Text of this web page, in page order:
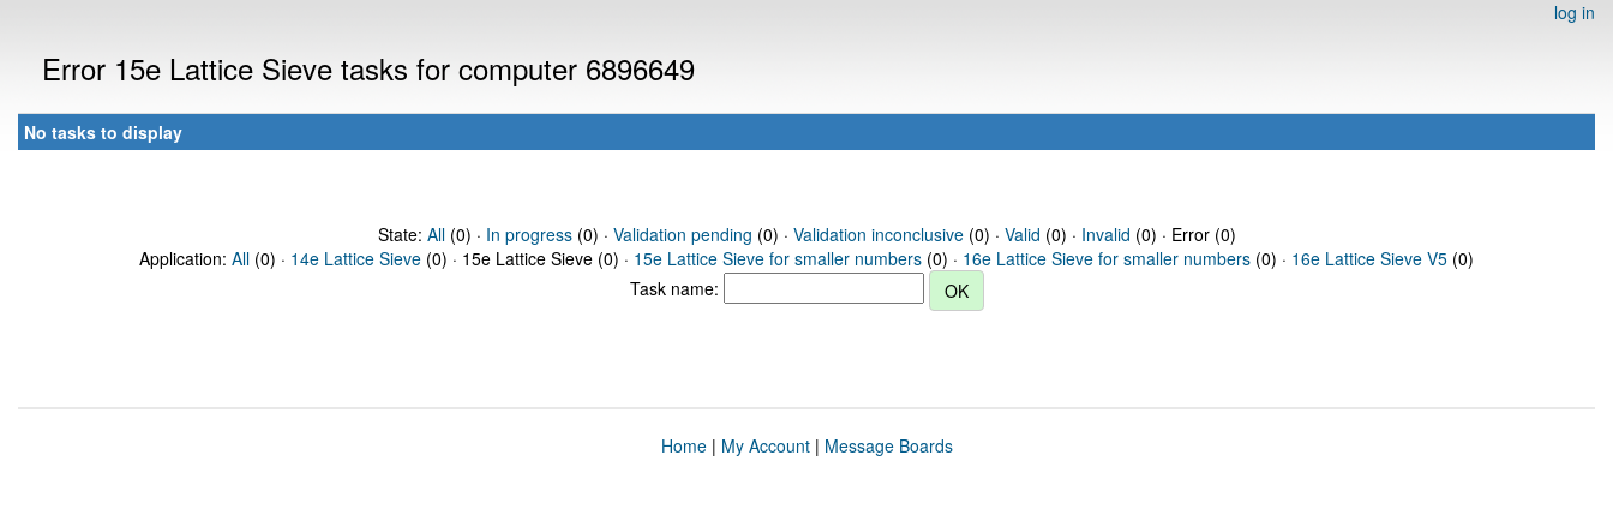
log in
Error 15e Lattice Sieve tasks for computer 6896649
No tasks to display
State: All(0) · In progress(0) · Validation pending (0) · Validation inconclusive(0) · Valid (0) · Invalid (0) · Error (0)
Application: All (0) · 14e Lattice Sieve (0) · 15e Lattice Sieve (0) · 15e Lattice Sieve for smaller numbers (0) · 16e Lattice Sieve for smaller numbers (0) · 16e Lattice Sieve V5 (0)
Task name:
Home| My Account| Message Boards